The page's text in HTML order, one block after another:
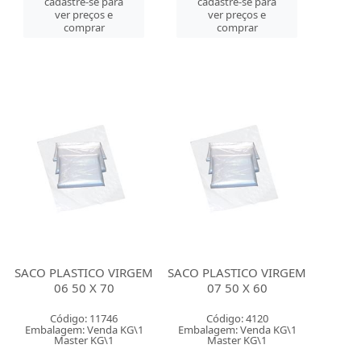
ver preços e
comprar
ver preços e
comprar
SACO PLASTICO VIRGEM
06 50 X 70
Código: 11746
Embalagem: Venda KG\1
Master KG\1
SACO PLASTICO VIRGEM
07 50 X 60
Código: 4120
Embalagem: Venda KG\1
Master KG\1